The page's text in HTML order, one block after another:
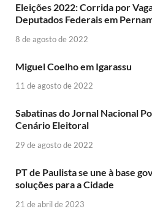
Eleições 2022: Corrida por
Deputados Federais em
8 de agosto de 2022
Miguel Coelho em Igarassu
11 de agosto de 2022
Sabatinas do Jornal Nacional
Cenário Eleitoral
29 de agosto de 2022
PT de Paulista se une à base
soluções para a Cidade
21 de abril de 2023